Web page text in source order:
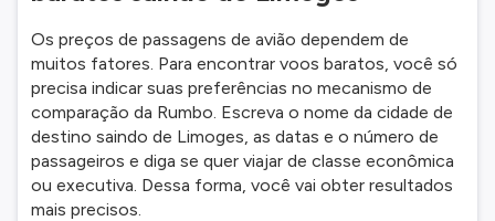
Os preços de passagens de avião dependem de
muitos fatores. Para encontrar voos baratos, você só
precisa indicar suas preferências no mecanismo de
comparação da Rumbo. Escreva o nome da cidade de
destino saindo de Limoges, as datas e o número de
passageiros e diga se quer viajar de classe econômica
ou executiva. Dessa forma, você vai obter resultados
mais precisos.